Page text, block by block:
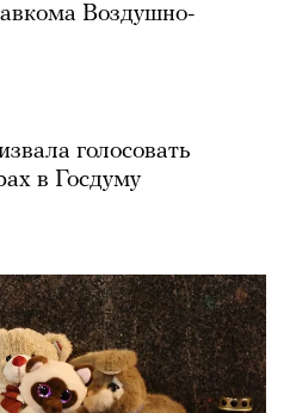
Воздушно-
голосовать
в Госдуму